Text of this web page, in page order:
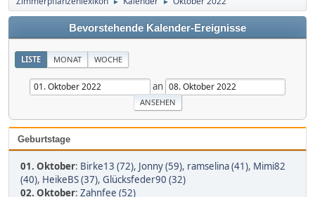
► ►
Bevorstehende Kalender-Ereignisse
LISTE MONAT WOCHE
an
Geburtstage
01. Oktober: Birke13 (72), Jonny (59), ramselina (41), Mimi82
(40), HeikeBS (37), Glücksfeder90 (32)
02. Oktober: Zahnfee (52)